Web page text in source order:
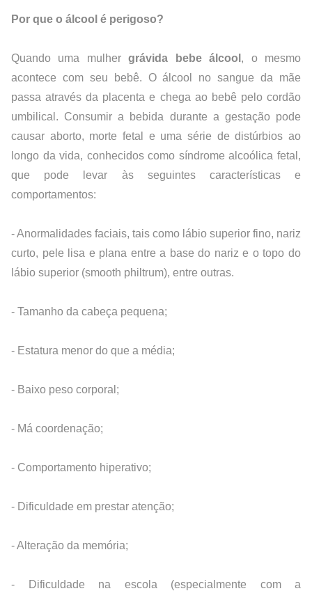
Por que o álcool é perigoso?
Quando uma mulher grávida bebe álcool , o mesmo
acontece com seu bebê. O álcool no sangue da mãe
passa através da placenta e chega ao bebê pelo cordão
umbilical. Consumir a bebida durante a gestação pode
causar aborto, morte fetal e uma série de distúrbios ao
longo da vida, conhecidos como síndrome alcoólica fetal,
que pode levar às seguintes características e
comportamentos:
- Anormalidades faciais, tais como lábio superior fino, nariz
curto, pele lisa e plana entre a base do nariz e o topo do
lábio superior (smooth philtrum), entre outras.
- Tamanho da cabeça pequena;
- Estatura menor do que a média;
- Baixo peso corporal;
- Má coordenação;
- Comportamento hiperativo;
- Dificuldade em prestar atenção;
- Alteração da memória;
- Dificuldade na escola (especialmente com a